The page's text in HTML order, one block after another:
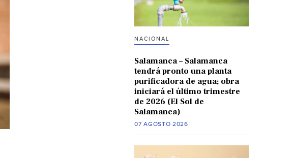
NACIONAL
Salamanca – Salamanca
tendrá pronto una planta
purificadora de agua; obra
iniciará el último trimestre
de 2026 (El Sol de
Salamanca)
07 AGOSTO 2026